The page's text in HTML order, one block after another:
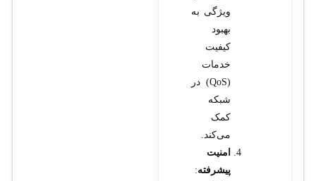
ویژگی به
بهبود
کیفیت
خدمات
(QoS) در
شبکه
کمک
می‌کند.
امنیت
پیشرفته: